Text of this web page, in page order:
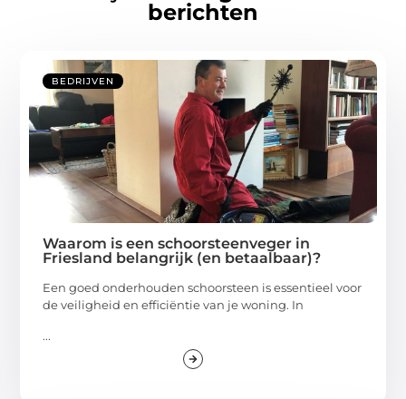
berichten
BEDRIJVEN
Waarom is een schoorsteenveger in
Friesland belangrijk (en betaalbaar)?
Een goed onderhouden schoorsteen is essentieel voor
de veiligheid en efficiëntie van je woning. In
...